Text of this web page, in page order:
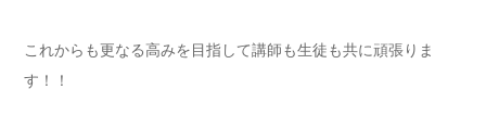
これからも更なる高みを目指して講師も生徒も共に頑張りま
す！！